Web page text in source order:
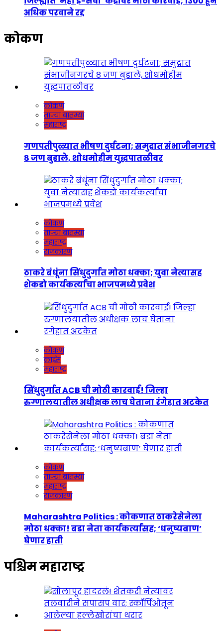
अधिक परवाने रद्द
कोकण
कोकण
ताज्या बातम्या
महाराष्ट्र
गणपतीपुळ्यात भीषण दुर्घटना; समुद्रात संभाजीनगरचे
८ जण बुडाले, शोधमोहीम युद्धपातळीवर
कोकण
ताज्या बातम्या
महाराष्ट्र
राजकारण
ठाकरे बंधूंना सिंधुदुर्गात मोठा धक्का; युवा नेत्यासह
शेकडो कार्यकर्त्यांचा भाजपमध्ये प्रवेश
कोकण
क्राईम
महाराष्ट्र
सिंधुदुर्गात ACB ची मोठी कारवाई! जिल्हा
रुग्णालयातील अधीक्षक लाच घेताना रंगेहात अटकेत
कोकण
ताज्या बातम्या
महाराष्ट्र
राजकारण
Maharashtra Politics : कोकणात ठाकरेसेनेला
मोठा धक्का! बडा नेता कार्यकर्त्यांसह; ‘धनुष्यबाण’
घेणार हाती
पश्चिम महाराष्ट्र